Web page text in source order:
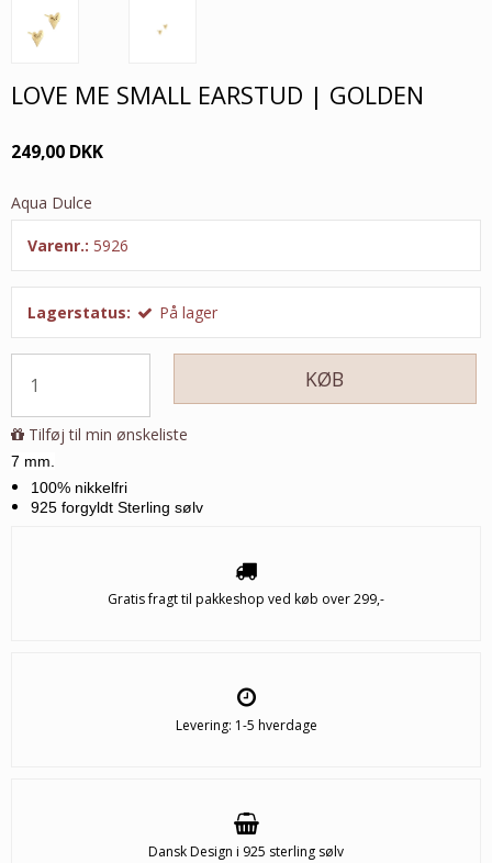
LOVE ME SMALL EARSTUD | GOLDEN
249,00 DKK
Aqua Dulce
Varenr.: 5926
Lagerstatus: På lager
KØB
Tilføj til min ønskeliste
7 mm.
100% nikkelfri
925 forgyldt Sterling sølv
Gratis fragt til pakkeshop ved køb over 299,-
Levering: 1-5 hverdage
Dansk Design i 925 sterling sølv